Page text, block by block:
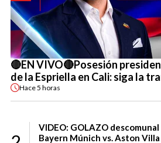
🔴EN VIVO🔴Posesión
de la Espriella en Cali: siga la
Hace5 horas
VIDEO: GOLAZO
Bayern Múnich vs. Aston Villa